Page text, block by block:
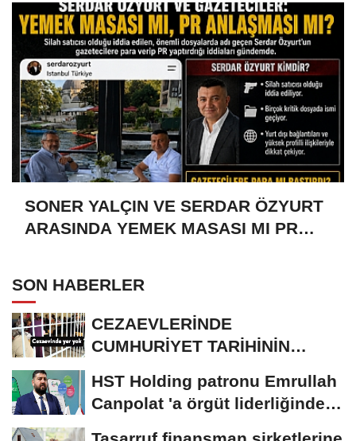
SONER YALÇIN VE SERDAR ÖZYURT
ARASINDA YEMEK MASASI MI PR
SON HABERLER
CEZAEVLERİNDE
CUMHURİYET TARİHİNİN
KİŞİ...
HST Holding patronu Emrullah
Canpolat 'a örgüt liderliğinden